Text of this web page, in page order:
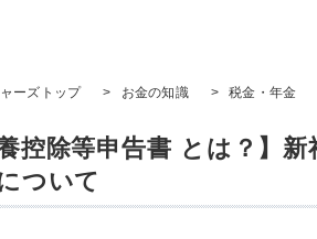
ーズトップ > お金の知識 > 税金・年金
養控除等申告書 とは？】
ついて